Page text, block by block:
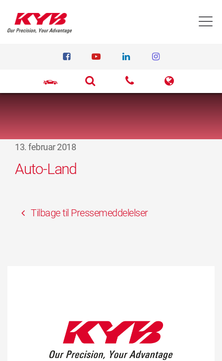
13. februar 2018
Auto-Land
Tilbage til Pressemeddelelser